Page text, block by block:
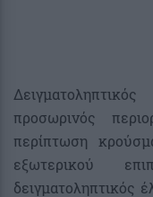
προσωρινός
περίπτωση
εξωτερικού
δειγματοληπτικός